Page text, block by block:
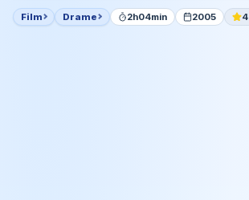
Film Drame 2h04min 2005